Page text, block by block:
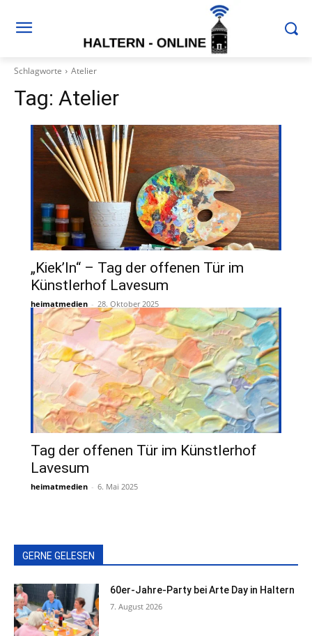
Schlagworte Atelier
Tag: Atelier
„Kiek’In“ – Tag der offenen Tür im
Künstlerhof Lavesum
heimatmedien - 28. Oktober 2025
Tag der offenen Tür im Künstlerhof
Lavesum
heimatmedien - 6. Mai 2025
GERNE GELESEN
60er-Jahre-Party bei Arte Day in Haltern
7. August 2026